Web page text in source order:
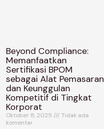
Beyond Compliance:
Memanfaatkan
Sertifikasi BPOM
sebagai Alat Pemasaran
dan Keunggulan
Kompetitif di Tingkat
Korporat
Oktober 8, 2025
Tidak ada
komentar